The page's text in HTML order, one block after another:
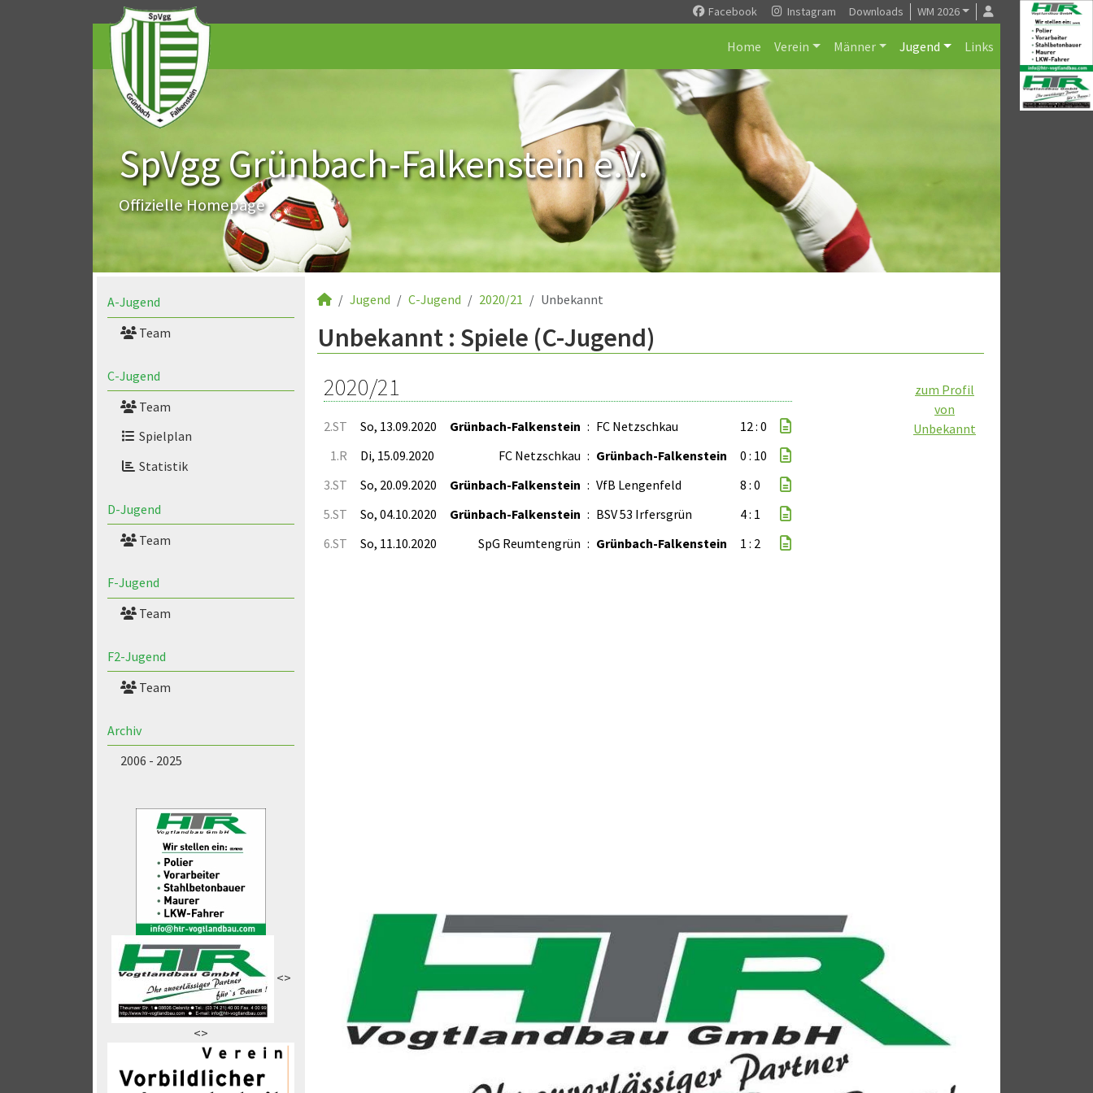
Facebook Instagram Downloads WM 2026
Home Verein Männer Jugend Links
SpVgg Grünbach-Falkenstein e.V.
Offizielle Homepage
A-Jugend
Team
C-Jugend
Team
Spielplan
Statistik
D-Jugend
Team
F-Jugend
Team
F2-Jugend
Team
Archiv
2006 - 2025
<>
<>
Jugend C-Jugend 2020/21 Unbekannt
Unbekannt : Spiele (C-Jugend)
zum Profil
von
Unbekannt
2020/21
2.ST So, 13.09.2020 Grünbach-Falkenstein : FC Netzschkau
12 : 0
1.R
Di, 15.09.2020 FC Netzschkau : Grünbach-Falkenstein
0 : 10
3.ST
So, 20.09.2020 Grünbach-Falkenstein : VfB Lengenfeld
8 : 0
5.ST
So, 04.10.2020 Grünbach-Falkenstein : BSV 53 Irfersgrün
4 : 1
6.ST
So, 11.10.2020 SpG Reumtengrün : Grünbach-Falkenstein 1 : 2